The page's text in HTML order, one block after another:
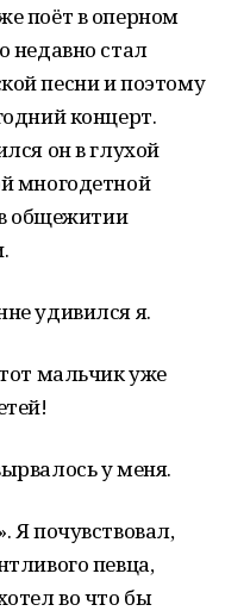
поёт в оперном
недавно стал
песни и поэтому
концерт.
он в глухой
многодетной
общежитии
удивился я.
мальчик уже
у меня.
Я почувствовал,
певца,
во что бы